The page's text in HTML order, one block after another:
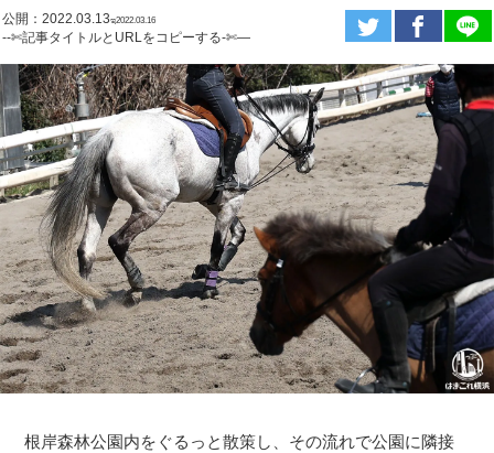
公開：2022.03.13ಇ2022.03.16
--✄記事タイトルとURLをコピーする-✄—
根岸森林公園内をぐるっと散策し、その流れで公園に隣接